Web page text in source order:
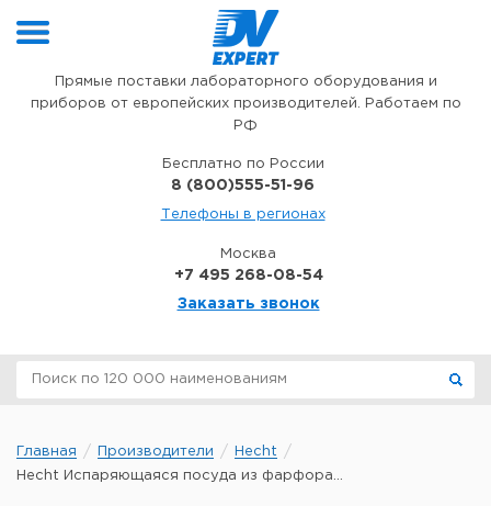
Прямые поставки лабораторного оборудования и
приборов от европейских производителей. Работаем по
РФ
Бесплатно по России
8 (800)555-51-96
Телефоны в регионах
Москва
+7 495 268-08-54
Заказать звонок
Главная Производители
Hecht
Hecht Испаряющаяся посуда из фарфора...